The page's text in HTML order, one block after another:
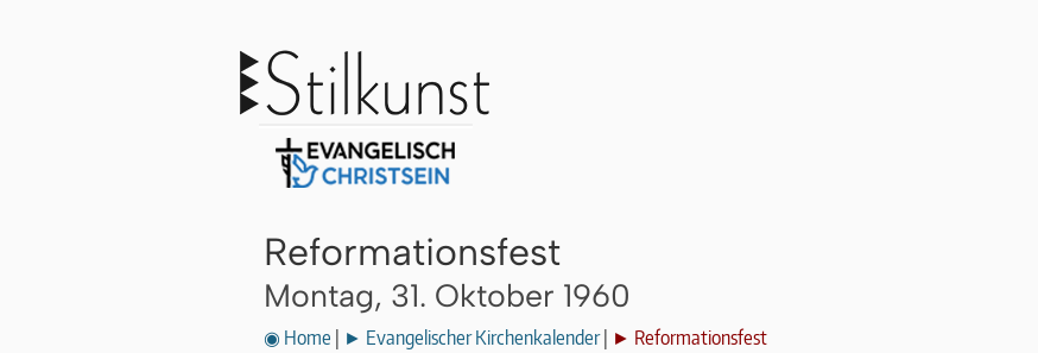
Reformationsfest
Montag, 31. Oktober 1960
◉ Home ► Evangelischer Kirchenkalender| ► Reformationsfest